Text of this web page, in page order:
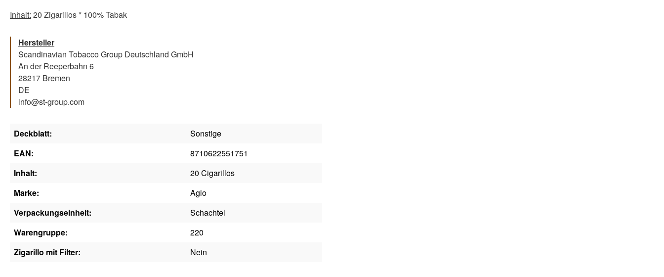
Inhalt: 20 Zigarillos * 100% Tabak
Hersteller
Scandinavian Tobacco Group Deutschland GmbH
An der Reeperbahn 6
28217 Bremen
DE
info@st-group.com
Deckblatt:
Sonstige
EAN:
8710622551751
Inhalt:
20 Cigarillos
Marke:
Agio
Verpackungseinheit:
Schachtel
Warengruppe:
220
Zigarillo mit Filter:
Nein